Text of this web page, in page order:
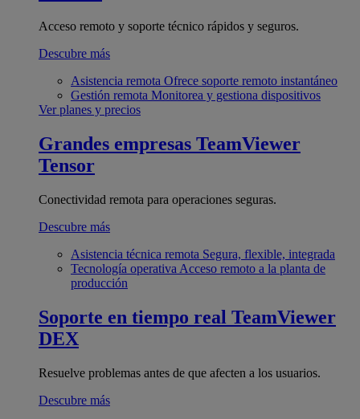
Acceso remoto y soporte técnico rápidos y seguros.
Descubre más
Asistencia remota Ofrece soporte remoto instantáneo
Gestión remota Monitorea y gestiona dispositivos
Ver planes y precios
Grandes empresas TeamViewer
Tensor
Conectividad remota para operaciones seguras.
Descubre más
Asistencia técnica remota Segura, flexible, integrada
Tecnología operativa Acceso remoto a la planta de
producción
Soporte en tiempo real TeamViewer
DEX
Resuelve problemas antes de que afecten a los usuarios.
Descubre más